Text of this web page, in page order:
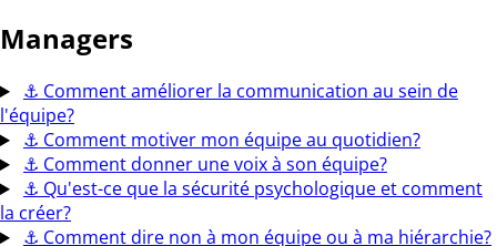
Managers
⚓ Comment améliorer la communication au sein de
l'équipe?
⚓ Comment motiver mon équipe au quotidien?
⚓ Comment donner une voix à son équipe?
⚓ Qu'est-ce que la sécurité psychologique et comment
la créer?
⚓ Comment dire non à mon équipe ou à ma hiérarchie?